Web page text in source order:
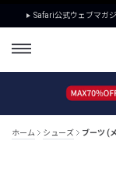
Safari公式ウェブマガ
ホーム シューズ ブーツ (